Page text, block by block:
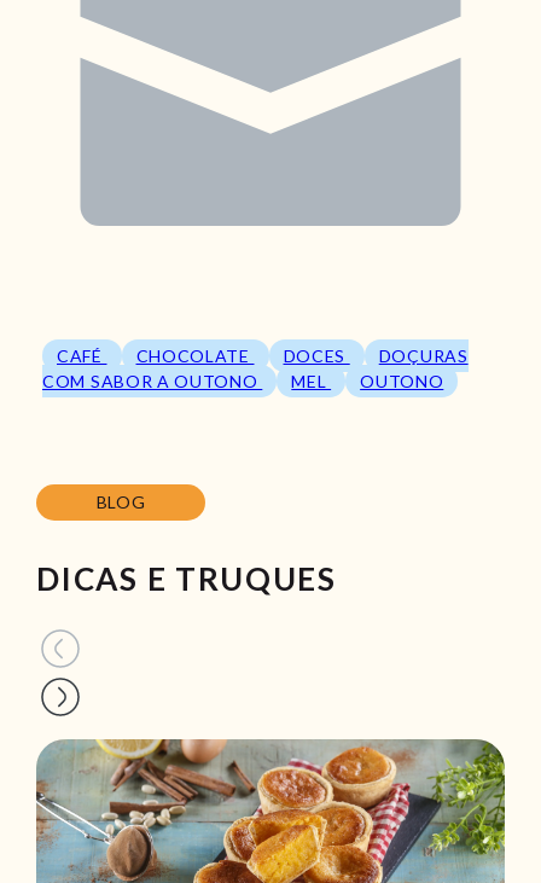
CAFÉ CHOCOLATE DOCES
DOÇURAS
COM SABOR A OUTONO
MEL OUTONO
BLOG
DICAS E TRUQUES